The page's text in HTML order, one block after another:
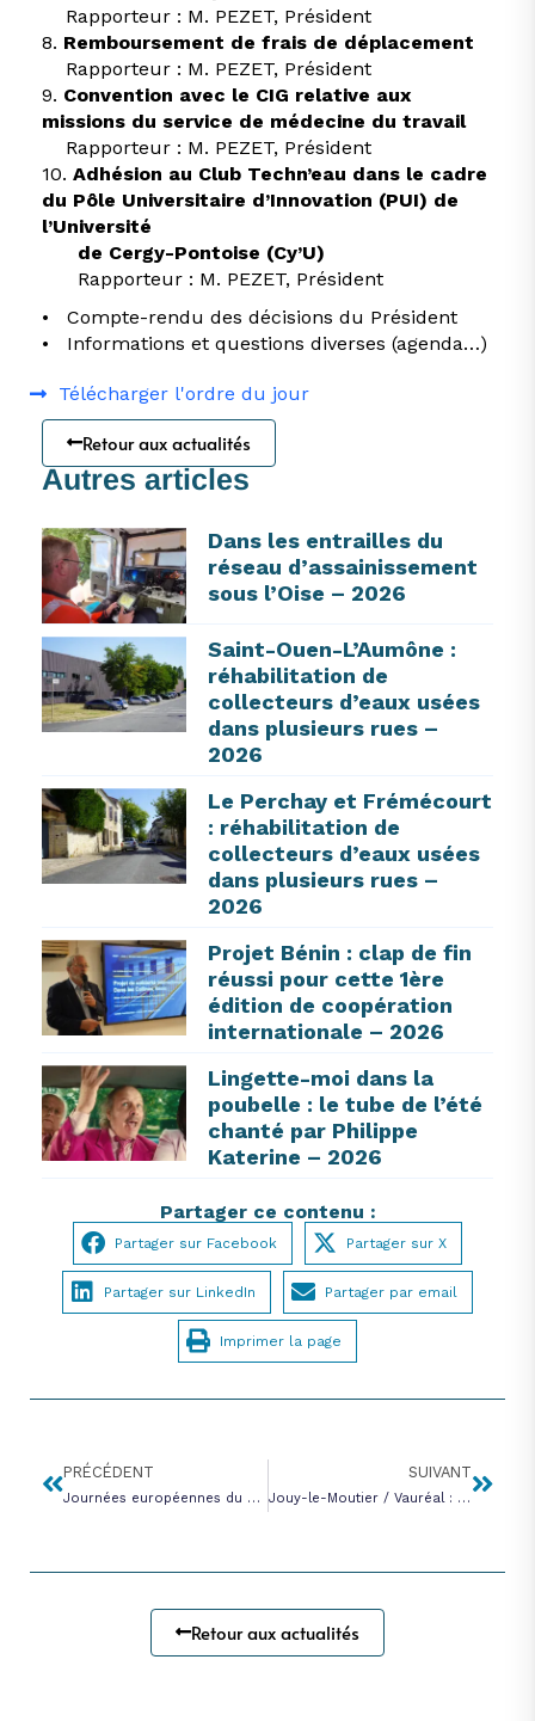
Rapporteur : M. PEZET, Président
8. Remboursement de frais de déplacement
Rapporteur : M. PEZET, Président
9. Convention avec le CIG relative aux
missions du service de médecine du travail
Rapporteur : M. PEZET, Président
10. Adhésion au Club Techn’eau dans le cadre
du Pôle Universitaire d’Innovation (PUI) de
l’Université
de Cergy-Pontoise (Cy’U)
Rapporteur : M. PEZET, Président
• Compte-rendu des décisions du Président
• Informations et questions diverses (agenda…)
Télécharger l'ordre du jour
Retour aux actualités
Autres articles
Dans les entrailles du
réseau d’assainissement
sous l’Oise – 2026
Saint-Ouen-L’Aumône :
réhabilitation de
collecteurs d’eaux usées
dans plusieurs rues –
2026
Le Perchay et Frémécourt
: réhabilitation de
collecteurs d’eaux usées
dans plusieurs rues –
2026
Projet Bénin : clap de fin
réussi pour cette 1ère
édition de coopération
internationale – 2026
Lingette-moi dans la
poubelle : le tube de l’été
chanté par Philippe
Katerine – 2026
Partager ce contenu :
Partager sur Facebook Partager sur X
Partager sur LinkedIn Partager par email
Imprimer la page
PRÉCÉDENT
Journées européennes du patrimoine : un public assidu malgré la pluie – 2025
SUIVANT
Jouy-le-Moutier / Vauréal : travaux d’assainissement sur 10 voiries – 2025
Retour aux actualités